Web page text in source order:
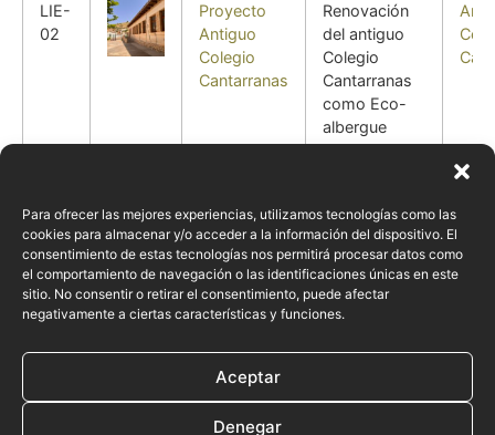
Para ofrecer las mejores experiencias, utilizamos tecnologías como las
cookies para almacenar y/o acceder a la información del dispositivo. El
consentimiento de estas tecnologías nos permitirá procesar datos como
el comportamiento de navegación o las identificaciones únicas en este
sitio. No consentir o retirar el consentimiento, puede afectar
negativamente a ciertas características y funciones.
Aceptar
Denegar
LIE-
02
Proyecto
Antiguo
Colegio
Cantarranas
Renovación
del antiguo
Colegio
Cantarranas
como Eco-
albergue
juvenil -Una
LIE-
03
Proyecto
Paraje del
Ramblón
Intervención
de Paraje El
Ramblón para
uso turístico